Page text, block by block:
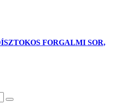
FORGALMI SOR,